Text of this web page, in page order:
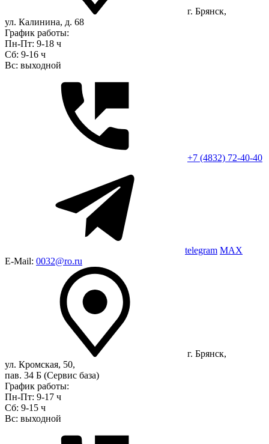
г. Брянск,
ул. Калинина, д. 68
График работы:
Пн-Пт: 9-18 ч
Сб: 9-16 ч
Вс: выходной
+7 (4832) 72-40-40
telegram MAX
E-Mail: 0032@ro.ru
г. Брянск,
ул. Кромская, 50,
пав. 34 Б (Сервис база)
График работы:
Пн-Пт: 9-17 ч
Сб: 9-15 ч
Вс: выходной